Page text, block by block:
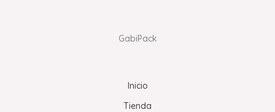
GabiPack
Inicio
Tienda